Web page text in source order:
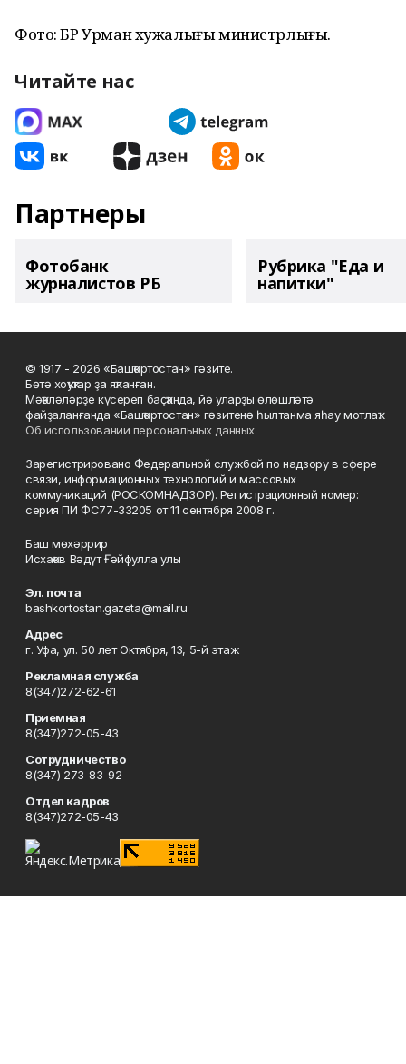
Фото: БР Урман хужалығы министрлығы.
Читайте нас
Партнеры
Фотобанк
журналистов РБ
Рубрика "Еда и
напитки"
© 1917 - 2026 «Башҡортостан» гәзите.
Бөтә хоҡуҡтар ҙа яҡланған.
Мәҡәләләрҙе күсереп баҫҡанда, йә уларҙы өлөшләтә
файҙаланғанда «Башҡортостан» гәзитенә һылтанма яһау мотлаҡ.
Об использовании персональных данных
Зарегистрировано Федеральной службой по надзору в сфере
связи, информационных технологий и массовых
коммуникаций (РОСКОМНАДЗОР). Регистрационный номер:
серия ПИ ФС77-33205 от 11 сентября 2008 г.
Баш мөхәррир
Исхаҡов Вәдүт Ғәйфулла улы
Эл. почта
bashkortostan.gazeta@mail.ru
Адрес
г. Уфа, ул. 50 лет Октября, 13, 5-й этаж
Рекламная служба
8(347)272-62-61
Приемная
8(347)272-05-43
Сотрудничество
8(347) 273-83-92
Отдел кадров
8(347)272-05-43